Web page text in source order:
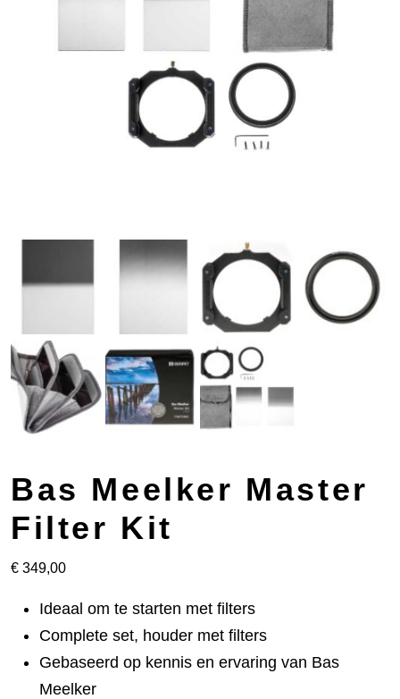
Bas Meelker Master
Filter Kit
€ 349,00
Ideaal om te starten met filters
Complete set, houder met filters
Gebaseerd op kennis en ervaring van Bas
Meelker